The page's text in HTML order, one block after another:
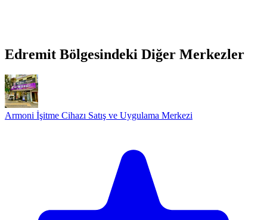
Edremit Bölgesindeki Diğer Merkezler
Armoni İşitme Cihazı Satış ve Uygulama Merkezi